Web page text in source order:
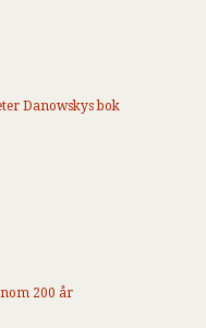
Danowskys bok
200 år